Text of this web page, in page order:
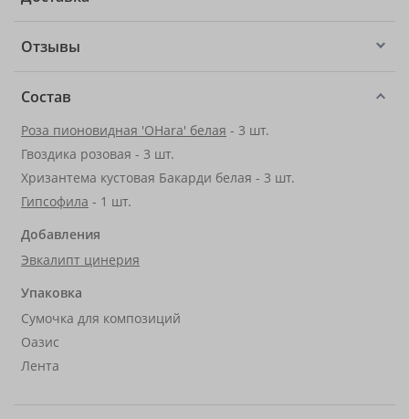
Отзывы
Состав
Роза пионовидная 'OHara' белая - 3 шт.
Гвоздика розовая - 3 шт.
Хризантема кустовая Бакарди белая - 3 шт.
Гипсофила - 1 шт.
Добавления
Эвкалипт цинерия
Упаковка
Сумочка для композиций
Оазис
Лента